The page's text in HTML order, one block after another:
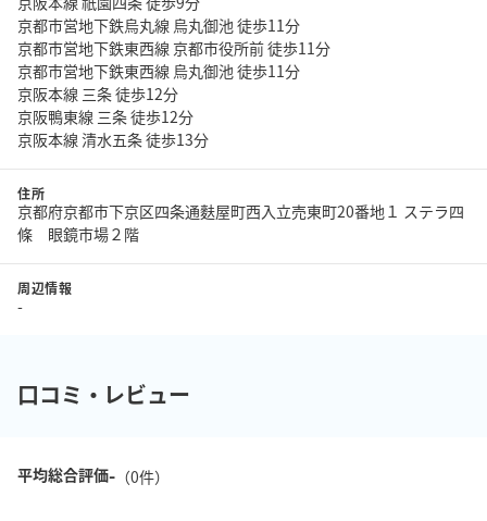
京都市営地下鉄烏丸線 烏丸御池 徒歩11分
京都市営地下鉄東西線 京都市役所前 徒歩11分
京都市営地下鉄東西線 烏丸御池 徒歩11分
京阪本線 三条 徒歩12分
京阪鴨東線 三条 徒歩12分
京阪本線 清水五条 徒歩13分
住所
京都府京都市下京区四条通麩屋町西入立売東町20番地１ ステラ四
條 眼鏡市場２階
周辺情報
-
口コミ・レビュー
平均総合評価-（0件）